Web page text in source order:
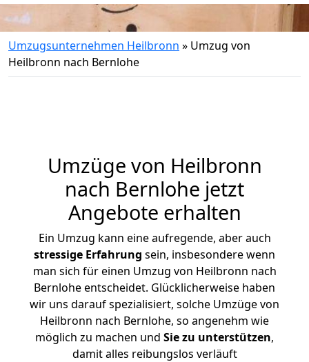
Umzugsunternehmen Heilbronn » Umzug von
Heilbronn nach Bernlohe
Umzüge von Heilbronn
nach Bernlohe jetzt
Angebote erhalten
Ein Umzug kann eine aufregende, aber auch
stressige Erfahrung sein, insbesondere wenn
man sich für einen Umzug von Heilbronn nach
Bernlohe entscheidet. Glücklicherweise haben
wir uns darauf spezialisiert, solche Umzüge von
Heilbronn nach Bernlohe, so angenehm wie
möglich zu machen und Sie zu unterstützen,
damit alles reibungslos verläuft